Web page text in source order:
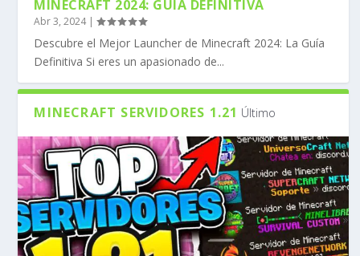
MINECRAFT 2024: GUÍA DEFINITIVA
Abr 3, 2024|
Descubre el Mejor Launcher de Minecraft 2024: La Guía
Definitiva Si eres un apasionado de...
MINECRAFT SERVIDORES 1.21 Último